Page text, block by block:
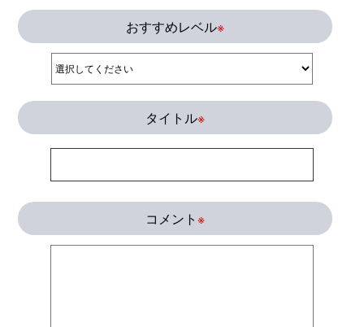
おすすめレベル※
タイトル※
コメント※